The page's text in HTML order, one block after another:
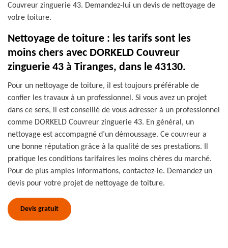
Couvreur zinguerie 43. Demandez-lui un devis de nettoyage de
votre toiture.
Nettoyage de toiture : les tarifs sont les
moins chers avec DORKELD Couvreur
zinguerie 43 à Tiranges, dans le 43130.
Pour un nettoyage de toiture, il est toujours préférable de
confier les travaux à un professionnel. Si vous avez un projet
dans ce sens, il est conseillé de vous adresser à un professionnel
comme DORKELD Couvreur zinguerie 43. En général, un
nettoyage est accompagné d’un démoussage. Ce couvreur a
une bonne réputation grâce à la qualité de ses prestations. Il
pratique les conditions tarifaires les moins chères du marché.
Pour de plus amples informations, contactez-le. Demandez un
devis pour votre projet de nettoyage de toiture.
Devis gratuit